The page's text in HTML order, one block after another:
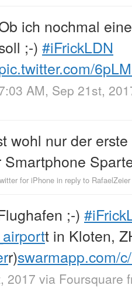
ich nochmal
;-) #iFrickLDN
AM, Sep 21st,
wohl nur der
for iPhone in reply to RafaelZeier
;-)
t in Kloten,
r)swarmapp.com/
2017 via Foursquare